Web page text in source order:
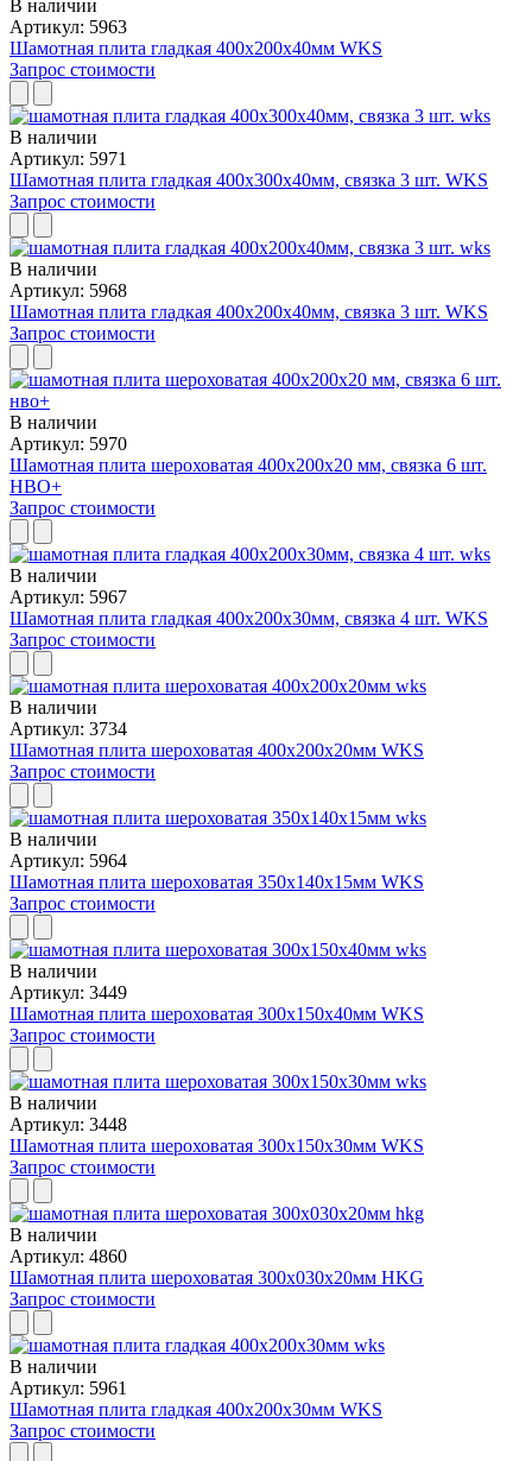
В наличии
Артикул: 5963
Шамотная плита гладкая 400x200x40мм WKS
Запрос стоимости
В наличии
Артикул: 5971
Шамотная плита гладкая 400х300х40мм, связка 3 шт. WKS
Запрос стоимости
В наличии
Артикул: 5968
Шамотная плита гладкая 400х200х40мм, связка 3 шт. WKS
Запрос стоимости
В наличии
Артикул: 5970
Шамотная плита шероховатая 400х200х20 мм, связка 6 шт.
НВО+
Запрос стоимости
В наличии
Артикул: 5967
Шамотная плита гладкая 400х200х30мм, связка 4 шт. WKS
Запрос стоимости
В наличии
Артикул: 3734
Шамотная плита шероховатая 400x200x20мм WKS
Запрос стоимости
В наличии
Артикул: 5964
Шамотная плита шероховатая 350x140x15мм WKS
Запрос стоимости
В наличии
Артикул: 3449
Шамотная плита шероховатая 300x150x40мм WKS
Запрос стоимости
В наличии
Артикул: 3448
Шамотная плита шероховатая 300x150x30мм WKS
Запрос стоимости
В наличии
Артикул: 4860
Шамотная плита шероховатая 300x030x20мм HKG
Запрос стоимости
В наличии
Артикул: 5961
Шамотная плита гладкая 400x200x30мм WKS
Запрос стоимости